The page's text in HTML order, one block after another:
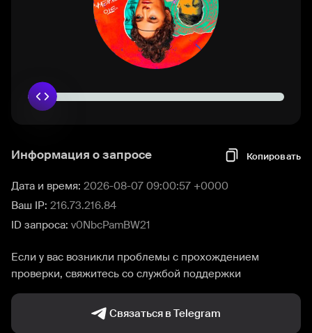
Информация о запросе Копировать
Дата и время: 2026-08-07 09:00:57 +0000
Ваш IP: 216.73.216.84
ID запроса: v0NbcPamBW21
Если у вас возникли проблемы с прохождением
проверки, свяжитесь со службой поддержки
Связаться в Telegram